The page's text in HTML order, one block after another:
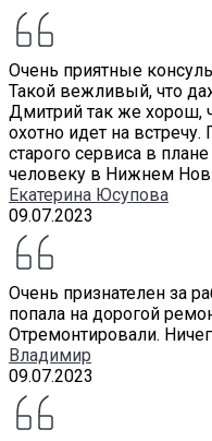
Очень приятные
Такой вежливый, что
Дмитрий так же хорош,
охотно идет на
старого сервиса в
человеку в Нижнем
Екатерина Юсупова
09.07.2023
Очень признателен за
попала на дорогой
Отремонтировали.
Владимир
09.07.2023